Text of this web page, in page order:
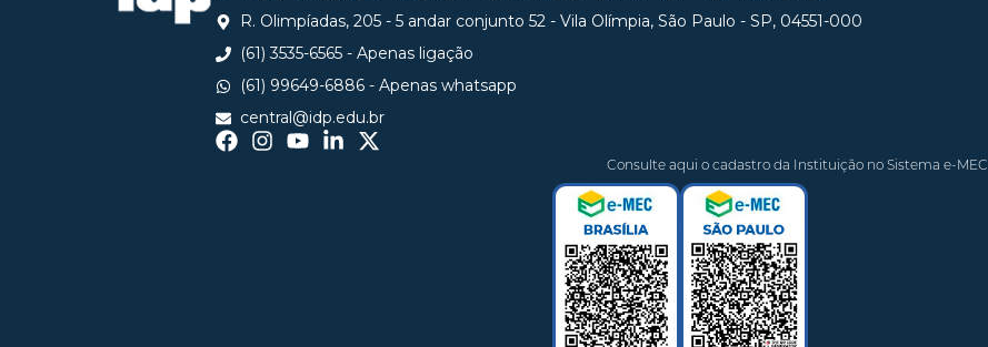
R. Olimpíadas, 205 - 5 andar conjunto 52 - Vila Olímpia, São Paulo - SP, 04551-000
(61) 3535-6565 - Apenas ligação
(61) 99649-6886 - Apenas whatsapp
central@idp.edu.br
Consulte aqui o cadastro da Instituição no Sistema e-MEC